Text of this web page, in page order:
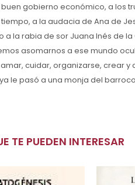
gobierno económico, a los
a la audacia de Ana de
la rabia de sor Juana Inés de la
asomarnos a ese mundo
cuidar, organizarse, crear y
le pasó a una monja del
TE PUEDEN INTERESAR